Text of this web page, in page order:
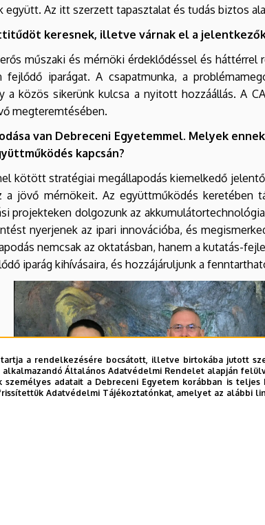
együtt. Az itt szerzett tapasztalat és tudás biztos
keresnek, illetve várnak el a
műszaki és mérnöki érdeklődéssel és
fejlődő iparágat. A csapatmunka, a
a közös sikerünk kulcsa a nyitott hozzáállás. A
megteremtésében.
van Debreceni Egyetemmel. Melyek
kapcsán?
kötött stratégiai megállapodás kiemelkedő
a jövő mérnökeit. Az együttműködés keretében
projekteken dolgozunk az
nyerjenek az ipari innovációba, és
nemcsak az oktatásban, hanem a kutatás-
iparág kihívásaira, és hozzájáruljunk a
a rendelkezésére bocsátott, illetve birtokába jutott
alkalmazandó Általános Adatvédelmi Rendelet alapján
személyes adatait a Debreceni Egyetem korábban is
Adatvédelmi Tájékoztatónkat, amelyet az alábbi